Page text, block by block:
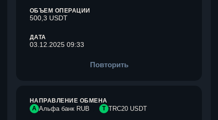
ОБЪЕМ ОПЕРАЦИИ
500,3 USDT
ДАТА
03.12.2025 09:33
Повторить
НАПРАВЛЕНИЕ ОБМЕНА
А Альфа банк RUB T TRC20 USDT